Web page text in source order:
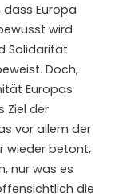
Europa
wird
Solidarität
Doch,
Europas
Ziel der
vor allem der
wieder betont,
nur was es
die